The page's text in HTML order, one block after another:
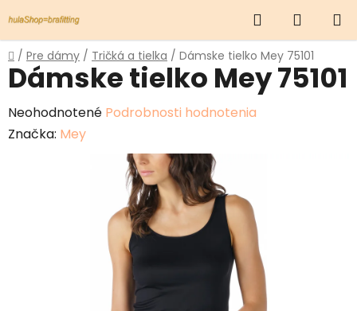
na
obsah
Hľadať
KOŠÍK
Domov
/ Pre dámy / Tričká a tielka / Dámske tielko Mey 75101
Dámske tielko Mey 75101
Priemerné
hodnotenie
Neohodnotené Podrobnosti hodnotenia
Značka: Mey